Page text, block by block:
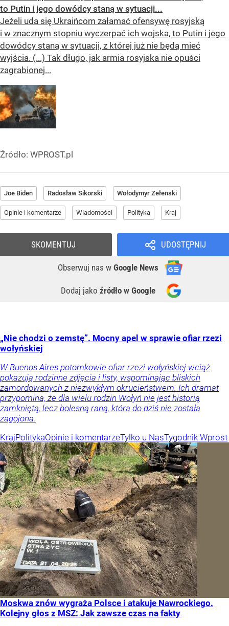
to Putin i jego dowódcy staną w sytuacji...
Jeżeli uda się Ukraińcom załamać ofensywę rosyjską
i w znacznym stopniu wyczerpać ich wojska, to Putin i jego
dowódcy staną w sytuacji, z której już nie będą mieć
wyjścia. (...) Tak długo, jak armia rosyjska nie opuści
zagrabionej...
Źródło: WPROST.pl
Joe Biden Radosław Sikorski Wołodymyr Zełenski
Opinie i komentarze Wiadomości Polityka Kraj
UDOSTĘPNIJ
Obserwuj nas w Google News
Dodaj jako źródło w Google
SKOMENTUJ
„Nie chodzi o zemstę”. Mocny apel w sprawie ofiar rzezi
wołyńskiej
W Buenos Aires potomkowie ofiar rzezi wołyńskiej wciąż
pokazują rodzinne zdjęcia i listy, wspominając bliskich
zamordowanych z niezwykłym okrucieństwem. Ich dramat
przypomina, że dla wielu rodzin Wołyń nie jest historią
zamkniętą, lecz bolesną raną, która do dziś nie została
zagojona.
KrajPolitykaOpinie i komentarzeTylko u NasTygodnik Wprost
Moskwa znów wygraża Polsce i atakuje Nawrockiego.
Kolejny głos z MSZ: Jak zawsze czas na fakty